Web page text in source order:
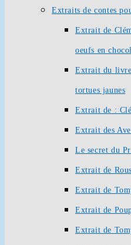
Extraits de contes
Extrait de
oeufs en
Extrait du livre
tortues jaunes
Extrait de :
Extrait des
Le secret du
Extrait de
Extrait de
Extrait de
Extrait de